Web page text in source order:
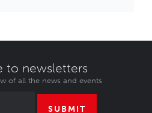
to newsletters
of all the news and events
SUBMIT